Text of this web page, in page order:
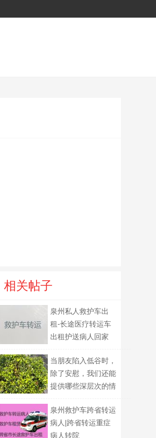
相关帖子
泉州私人救护车出
租-长途医疗转运车
出租护送病人回家
当朋友陷入低谷时，
除了安慰，我们还能
提供哪些深层次的情
泉州救护车跨省转运
病人|跨省转运重症
病人转院